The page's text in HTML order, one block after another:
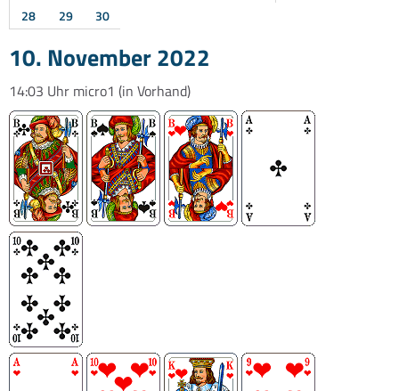
28
29 30
10. November 2022
14:03 Uhr micro1 (in Vorhand)